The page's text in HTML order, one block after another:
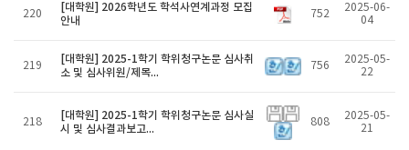
220
[대학원] 2026학년도 학석사연계과정 모집
안내
752
2025-06-
04
219
[대학원] 2025-1학기 학위청구논문 심사취
소 및 심사위원/제목...
756
2025-05-
22
218
[대학원] 2025-1학기 학위청구논문 심사실
시 및 심사결과보고...
808
2025-05-
21